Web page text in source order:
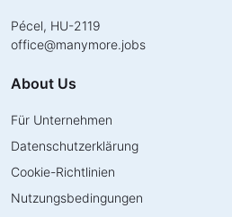
Pécel, HU-2119
office@manymore.jobs
About Us
Für Unternehmen
Datenschutzerklärung
Cookie-Richtlinien
Nutzungsbedingungen